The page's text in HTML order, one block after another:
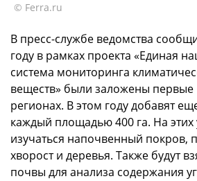
© Ferra.ru
В пресс-службе ведомства
году в рамках проекта «Единая
система мониторинга
веществ» были заложены первые
регионах. В этом году добавят
каждый площадью 400 га. На этих
изучаться напочвенный покров,
хворост и деревья. Также будут
почвы для анализа содержания